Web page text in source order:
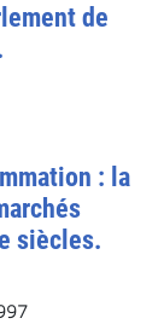
de
: la
siècles.